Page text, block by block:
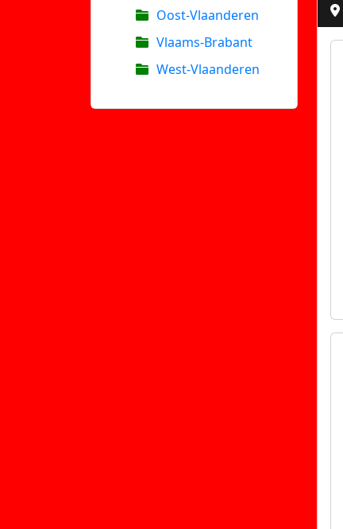
Oost-Vlaanderen
Vlaams-Brabant
West-Vlaanderen